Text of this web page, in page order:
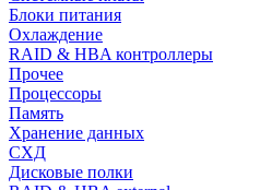
Блоки питания
Охлаждение
RAID & HBA контроллеры
Прочее
Процессоры
Память
Хранение данных
СХД
Дисковые полки